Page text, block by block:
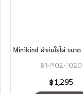
Minikind ผ้าห่มใยไผ่ ขนาด
B1-M02-1020
฿1,295